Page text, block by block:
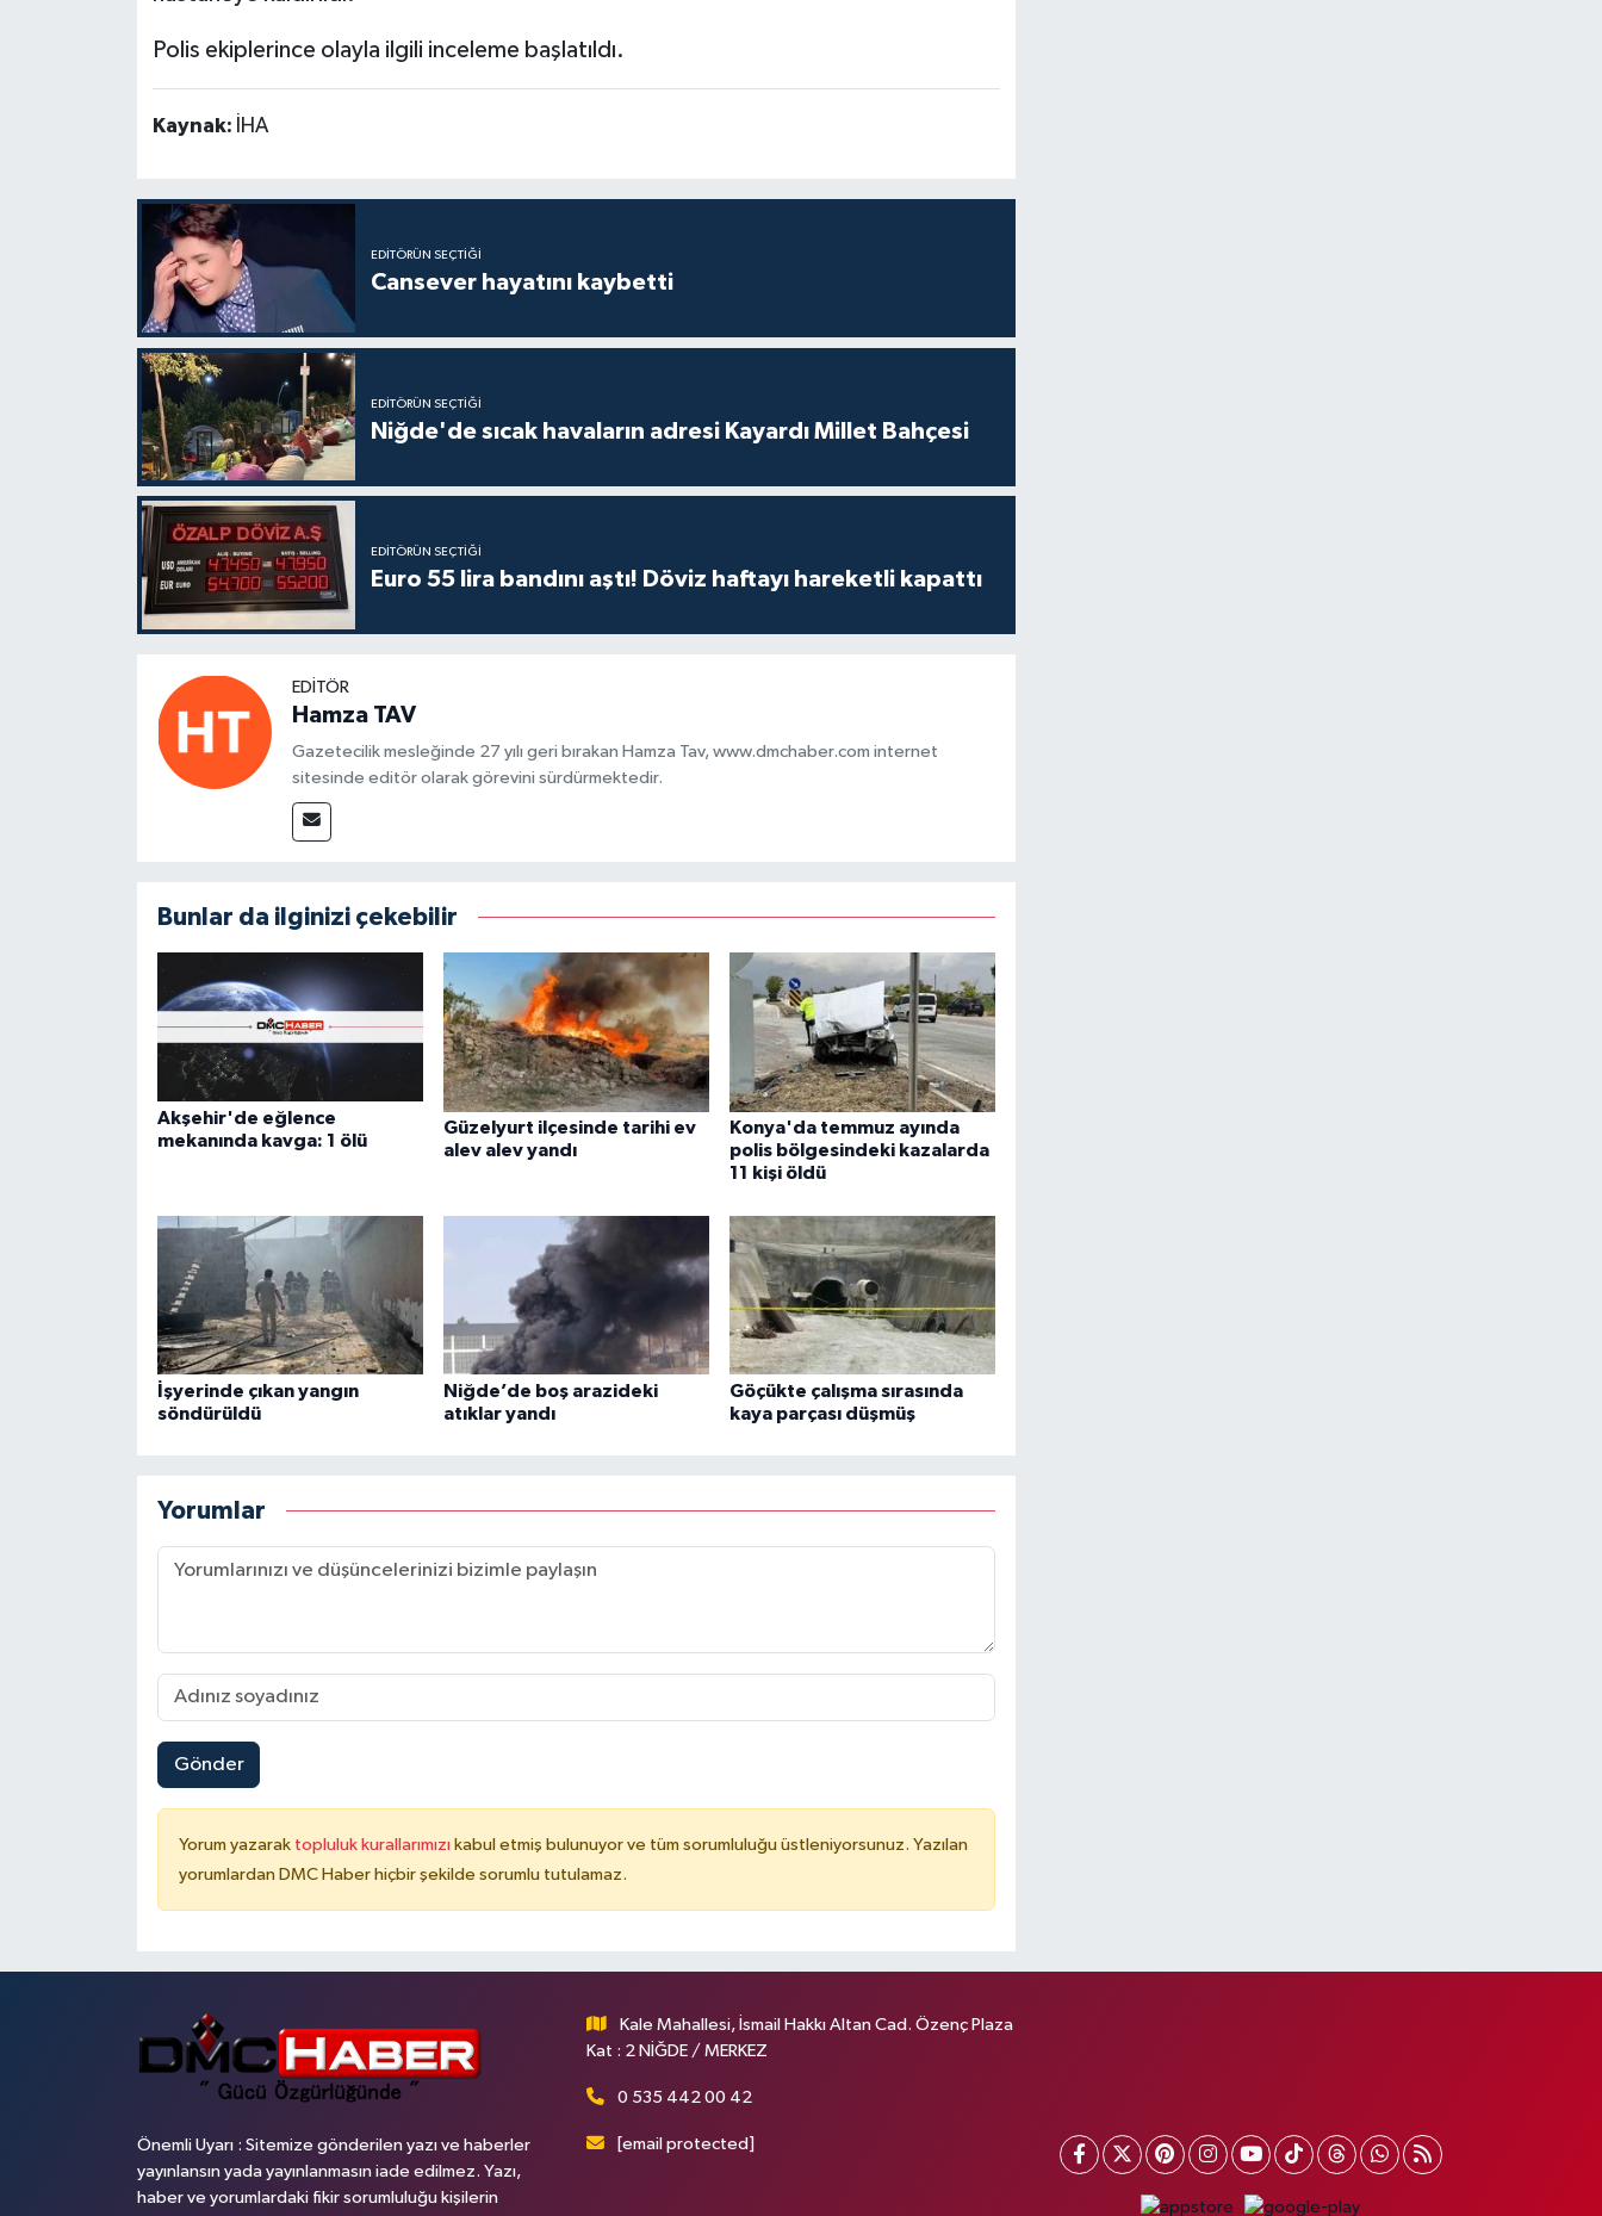
Polis ekiplerince olayla ilgili inceleme başlatıldı.
Kaynak: İHA
EDITÖRÜN SEÇTIĞI
Cansever hayatını kaybetti
EDITÖRÜN SEÇTIĞI
Niğde'de sıcak havaların adresi Kayardı Millet Bahçesi
EDITÖRÜN SEÇTIĞI
Euro 55 lira bandını aştı! Döviz haftayı hareketli kapattı
EDITÖR
Hamza TAV
Gazetecilik mesleğinde 27 yılı geri bırakan Hamza Tav, www.dmchaber.com internet
sitesinde editör olarak görevini sürdürmektedir.
Bunlar da ilginizi çekebilir
Akşehir'de eğlence
mekanında kavga: 1 ölü
Güzelyurt ilçesinde tarihi ev
alev alev yandı
Konya'da temmuz ayında
polis bölgesindeki kazalarda
11 kişi öldü
İşyerinde çıkan yangın
söndürüldü
Niğde’de boş arazideki
atıklar yandı
Göçükte çalışma sırasında
kaya parçası düşmüş
Yorumlar
Gönder
Yorum yazarak topluluk kurallarımızı kabul etmiş bulunuyor ve tüm sorumluluğu üstleniyorsunuz. Yazılan
yorumlardan DMC Haber hiçbir şekilde sorumlu tutulamaz.
Önemli Uyarı : Sitemize gönderilen yazı ve haberler
yayınlansın yada yayınlanmasın iade edilmez. Yazı,
haber ve yorumlardaki fikir sorumluluğu kişilerin
Kale Mahallesi, İsmail Hakkı Altan Cad. Özenç Plaza
Kat : 2 NİĞDE / MERKEZ
0 535 442 00 42
[email protected]